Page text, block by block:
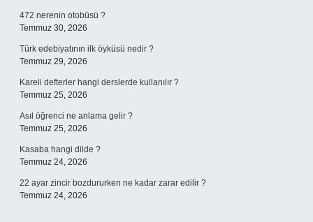
472 nerenin otobüsü ?
Temmuz 30, 2026
Türk edebiyatının ilk öyküsü nedir ?
Temmuz 29, 2026
Kareli defterler hangi derslerde kullanılır ?
Temmuz 25, 2026
Asıl öğrenci ne anlama gelir ?
Temmuz 25, 2026
Kasaba hangi dilde ?
Temmuz 24, 2026
22 ayar zincir bozdururken ne kadar zarar edilir ?
Temmuz 24, 2026